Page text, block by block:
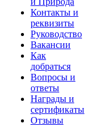
Контакты и
реквизиты
Руководство
Вакансии
Как
добраться
Вопросы и
ответы
Награды и
сертификаты
Отзывы